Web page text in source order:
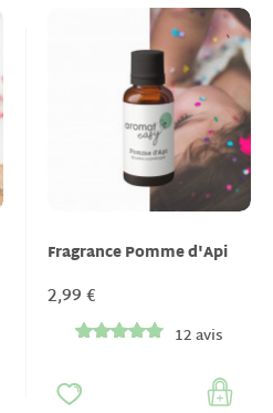
Fragrance Pomme d'Api
2,99 €
12 avis